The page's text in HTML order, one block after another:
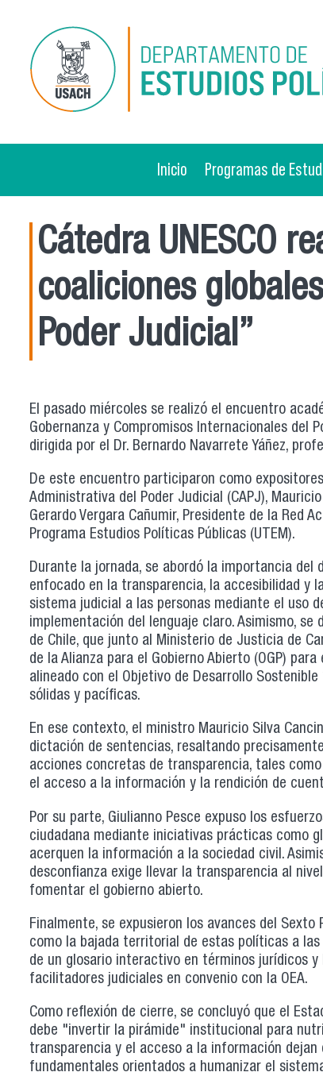
Inicio Programas de
Cátedra UNESCO
coaliciones
Poder Judicial”
El pasado miércoles se realizó el encuentro
Gobernanza y Compromisos Internacionales del
dirigida por el Dr. Bernardo Navarrete Yáñez,
De este encuentro participaron como
Administrativa del Poder Judicial (CAPJ),
Gerardo Vergara Cañumir, Presidente de la Red
Programa Estudios Políticas Públicas (UTEM).
Durante la jornada, se abordó la importancia del
enfocado en la transparencia, la accesibilidad y
sistema judicial a las personas mediante el uso
implementación del lenguaje claro. Asimismo,
de Chile, que junto al Ministerio de Justicia de
de la Alianza para el Gobierno Abierto (OGP)
alineado con el Objetivo de Desarrollo
sólidas y pacíficas.
En ese contexto, el ministro Mauricio Silva
dictación de sentencias, resaltando
acciones concretas de transparencia, tales
el acceso a la información y la rendición de
Por su parte, Giulianno Pesce expuso los
ciudadana mediante iniciativas prácticas como
acerquen la información a la sociedad civil.
desconfianza exige llevar la transparencia al
fomentar el gobierno abierto.
Finalmente, se expusieron los avances del
como la bajada territorial de estas políticas a
de un glosario interactivo en términos jurídicos
facilitadores judiciales en convenio con la OEA.
Como reflexión de cierre, se concluyó que el
debe "invertir la pirámide" institucional para
transparencia y el acceso a la información
fundamentales orientados a humanizar el